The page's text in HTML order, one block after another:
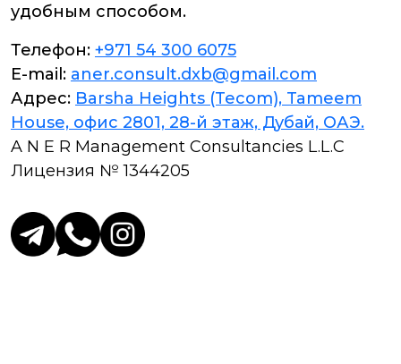
удобным способом.
Телефон: +971 54 300 6075
E-mail: aner.consult.dxb@gmail.com
Адрес: Barsha Heights (Tecom), Tameem
House, офис 2801, 28-й этаж, Дубай, ОАЭ.
A N E R Management Consultancies L.L.C
Лицензия № 1344205